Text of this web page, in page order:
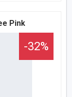
Pink
-32%